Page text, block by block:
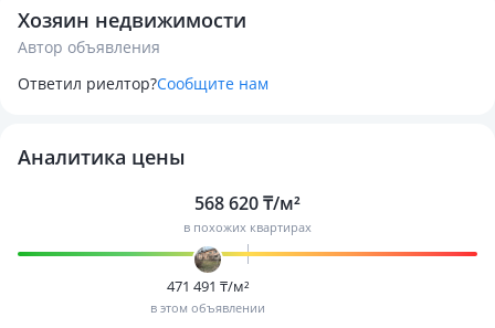
Дом кирпичный.
Палисадник с обеих сторон дома
✔ Полностью меблирована - всё готово для въезда без
✔ Пластиковые окна - тепло и тихо в любое время года.
✔ Тихий двор - идеальное место для отдыха после работы.
✔ Металлическая входная дверь и домофон - безопасность
и спокойствие для вас и вашей семьи.
✔ Пешая доступность всего необходимого: магазины,
Хозяин недвижимости
Автор объявления
Ответил риелтор?Сообщите нам
Аналитика цены
568 620 ₸/м²
в похожих квартирах
471 491 ₸/м²
в этом объявлении